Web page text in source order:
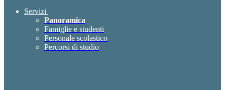
Servizi
Panoramica
Famiglie e studenti
Personale scolastico
Percorsi di studio